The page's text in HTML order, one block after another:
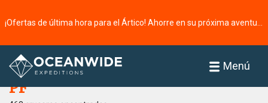
Menú
Página principal
PF